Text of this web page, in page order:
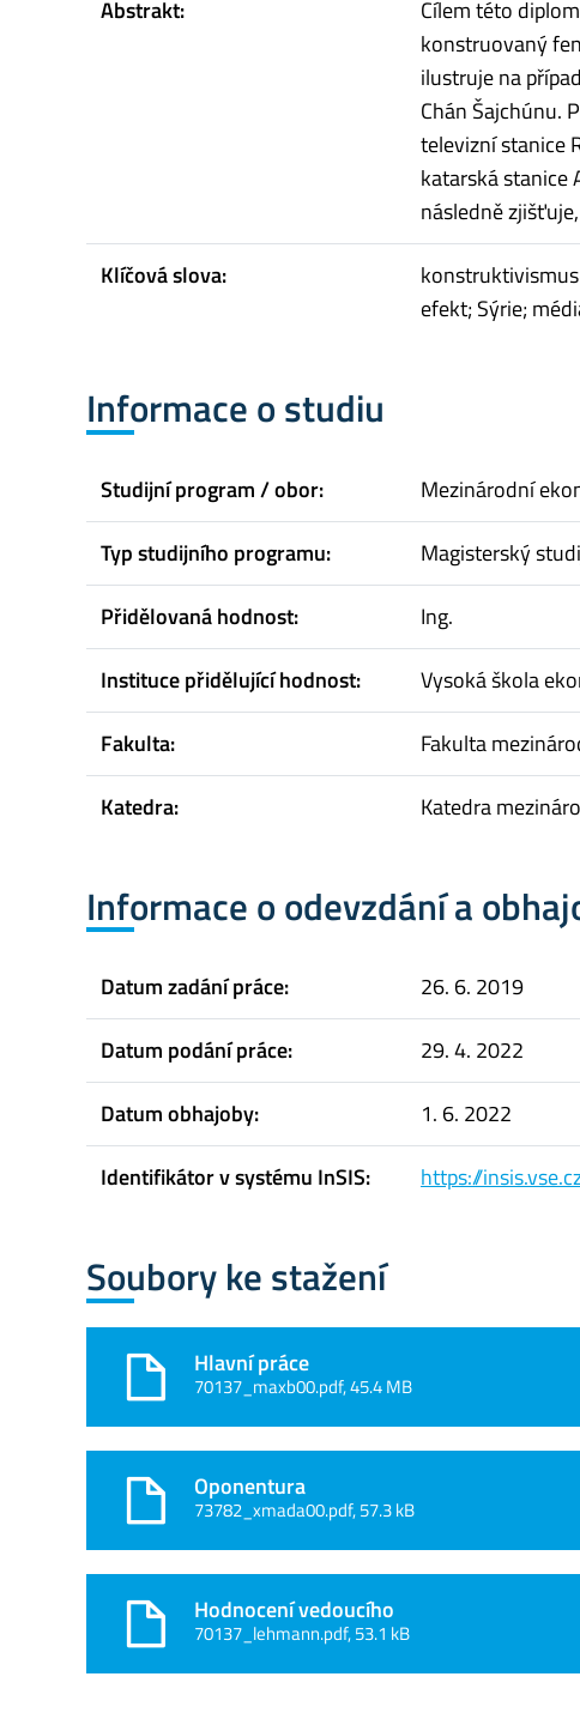
Abstrakt:
Cílem této
konstruovaný
ilustruje na
Chán Šajchúnu.
televizní stanice
katarská stanice
následně
Klíčová slova:
efekt; Sýrie;
Informace o studiu
Studijní program / obor:
Mezinárodní
Typ studijního programu:
Magisterský
Přidělovaná hodnost:
Ing.
Instituce přidělující hodnost:
Vysoká škola
Fakulta:
Fakulta
Katedra:
Katedra
Informace o odevzdání a
Datum zadání práce:
26. 6. 2019
Datum podání práce:
29. 4. 2022
Datum obhajoby:
1. 6. 2022
Identifikátor v systému InSIS:
https://
Soubory ke stažení
Hlavní práce
70137_maxb00.pdf, 45.4 MB
Oponentura
73782_xmada00.pdf, 57.3 kB
Hodnocení vedoucího
70137_lehmann.pdf, 53.1 kB